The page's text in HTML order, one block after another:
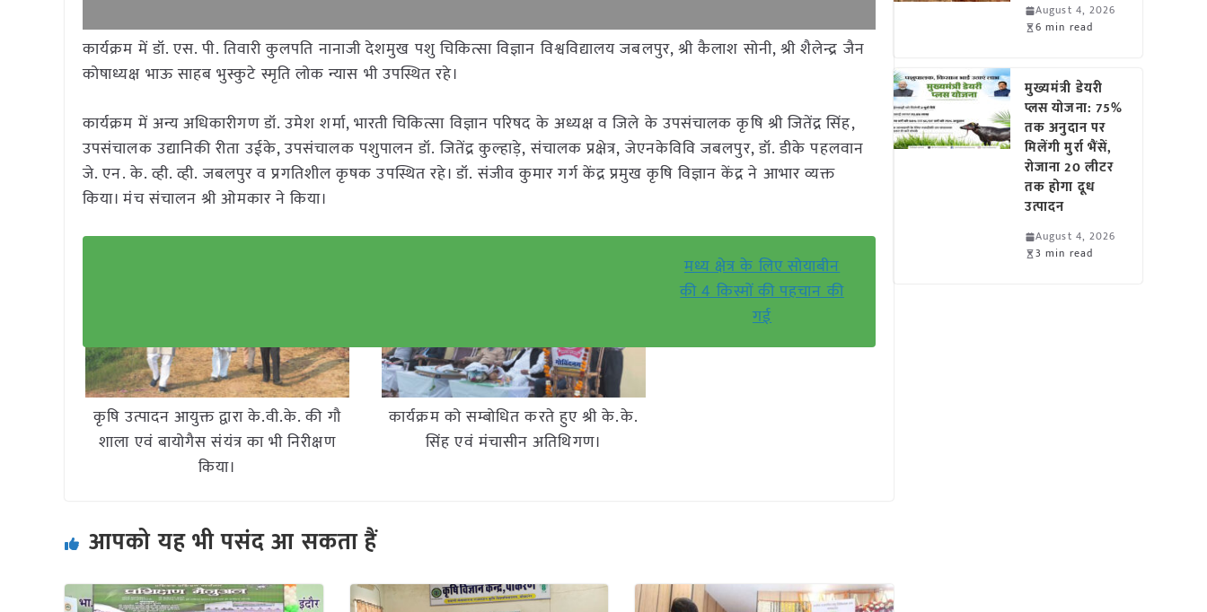
कार्यक्रम में डॉ. एस. पी. तिवारी कुलपति नानाजी देशमुख पशु चिकित्सा विज्ञान विश्वविद्यालय जबलपुर, श्री कैलाश सोनी, श्री शैलेन्द्र जैन
कोषाध्यक्ष भाऊ साहब भुस्कुटे स्मृति लोक न्यास भी उपस्थित रहे।
कार्यक्रम में अन्य अधिकारीगण डॉ. उमेश शर्मा, भारती चिकित्सा विज्ञान परिषद के अध्यक्ष व जिले के उपसंचालक कृषि श्री जितेंद्र सिंह,
उपसंचालक उद्यानिकी रीता उईके, उपसंचालक पशुपालन डॉ. जितेंद्र कुल्हाड़े, संचालक प्रक्षेत्र, जेएनकेविवि जबलपुर, डॉ. डीके पहलवान
जे. एन. के. व्ही. व्ही. जबलपुर व प्रगतिशील कृषक उपस्थित रहे। डॉ. संजीव कुमार गर्ग केंद्र प्रमुख कृषि विज्ञान केंद्र ने आभार व्यक्त
किया। मंच संचालन श्री ओमकार ने किया।
कृषि उत्पादन आयुक्त द्वारा के.वी.के. की गौ
शाला एवं बायोगैस संयंत्र का भी निरीक्षण
किया।
कार्यक्रम को सम्बोधित करते हुए श्री के.के.
सिंह एवं मंचासीन अतिथिगण।
मध्य क्षेत्र के लिए सोयाबीन
की 4 किस्मों की पहचान की
गई
आपको यह भी पसंद आ सकता हैं
August 4, 2026
6 min read
मुख्यमंत्री डेयरी
प्लस योजना: 75%
तक अनुदान पर
मिलेंगी मुर्रा भैंसें,
रोजाना 20 लीटर
तक होगा दूध
उत्पादन
August 4, 2026
3 min read